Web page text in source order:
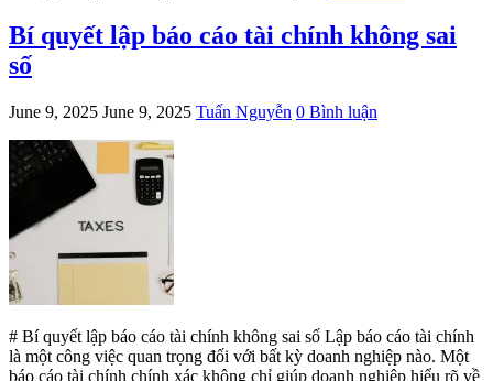
Bí quyết lập báo cáo tài chính không sai
số
June 9, 2025 June 9, 2025 Tuấn Nguyễn 0 Bình luận
# Bí quyết lập báo cáo tài chính không sai số Lập báo cáo tài chính
là một công việc quan trọng đối với bất kỳ doanh nghiệp nào. Một
báo cáo tài chính chính xác không chỉ giúp doanh nghiệp hiểu rõ về